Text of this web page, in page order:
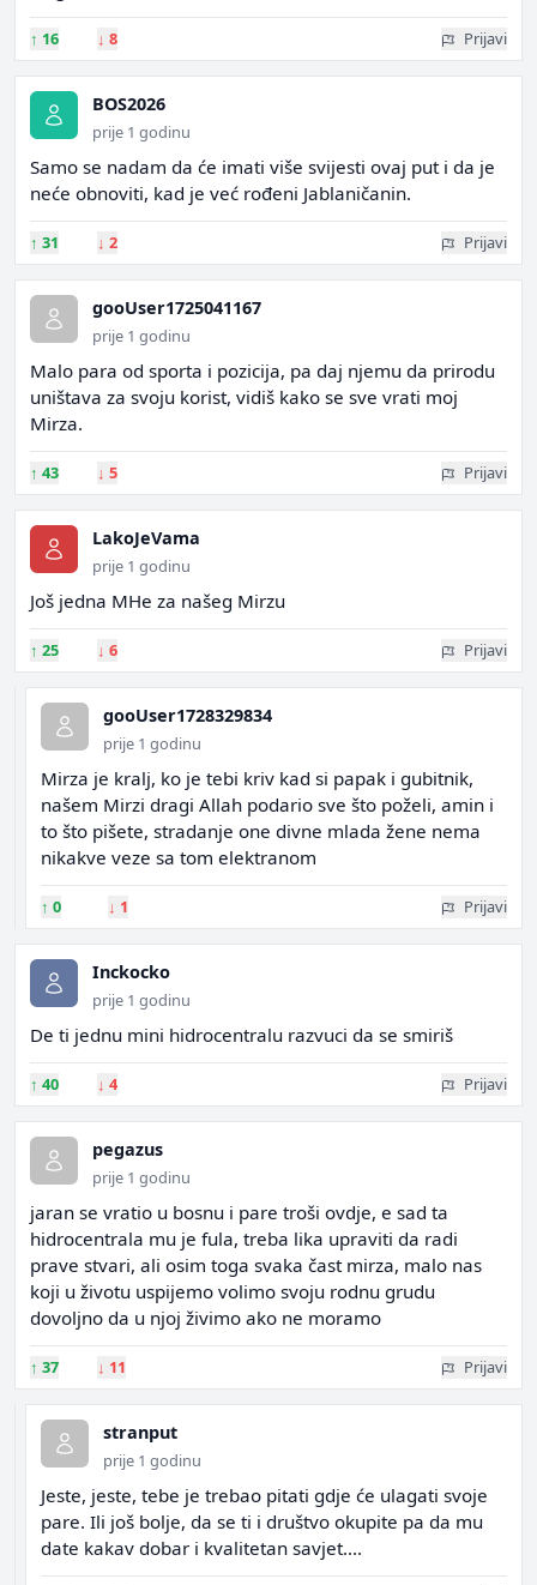
↑ 16 ↓ 8 Prijavi
BOS2026
prije 1 godinu
Samo se nadam da će imati više svijesti ovaj put i da je
neće obnoviti, kad je već rođeni Jablaničanin.
↑ 31 ↓ 2 Prijavi
gooUser1725041167
prije 1 godinu
Malo para od sporta i pozicija, pa daj njemu da prirodu
uništava za svoju korist, vidiš kako se sve vrati moj
Mirza.
↑ 43 ↓ 5 Prijavi
LakoJeVama
prije 1 godinu
Još jedna MHe za našeg Mirzu
↑ 25 ↓ 6 Prijavi
gooUser1728329834
prije 1 godinu
Mirza je kralj, ko je tebi kriv kad si papak i gubitnik,
našem Mirzi dragi Allah podario sve što poželi, amin i
to što pišete, stradanje one divne mlada žene nema
nikakve veze sa tom elektranom
↑ 0 ↓ 1 Prijavi
Inckocko
prije 1 godinu
De ti jednu mini hidrocentralu razvuci da se smiriš
↑ 40 ↓ 4 Prijavi
pegazus
prije 1 godinu
jaran se vratio u bosnu i pare troši ovdje, e sad ta
hidrocentrala mu je fula, treba lika upraviti da radi
prave stvari, ali osim toga svaka čast mirza, malo nas
koji u životu uspijemo volimo svoju rodnu grudu
dovoljno da u njoj živimo ako ne moramo
↑ 37 ↓ 11 Prijavi
stranput
prije 1 godinu
Jeste, jeste, tebe je trebao pitati gdje će ulagati svoje
pare. Ili još bolje, da se ti i društvo okupite pa da mu
date kakav dobar i kvalitetan savjet....